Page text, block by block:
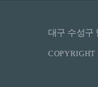
대구 수성구